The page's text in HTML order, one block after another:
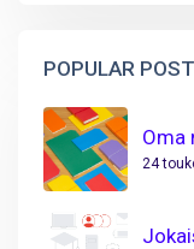
POPULAR
Oma
24